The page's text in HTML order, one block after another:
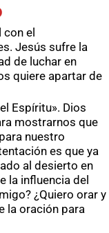
el
Jesús sufre la
de luchar en
quiere apartar de
Espíritu». Dios
mostrarnos que
nuestro
es que ya
al desierto en
la influencia del
¿Quiero orar y
la oración para